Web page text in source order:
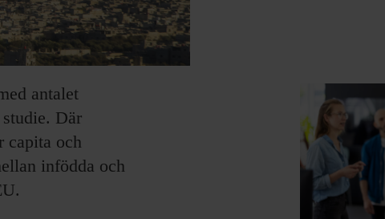
antalet
Där
capita och
infödda och